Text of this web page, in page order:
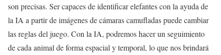
son precisas. Ser capaces de identificar elefantes con la ayuda de
la IA a partir de imágenes de cámaras camufladas puede cambiar
las reglas del juego. Con la IA, podremos hacer un seguimiento
de cada animal de forma espacial y temporal, lo que nos brindará